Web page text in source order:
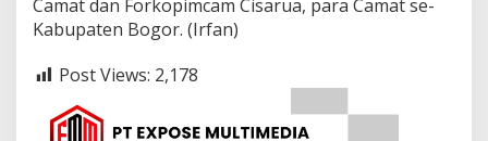
Camat dan Forkopimcam Cisarua, para Camat se-
Kabupaten Bogor. (Irfan)
Post Views: 2,178